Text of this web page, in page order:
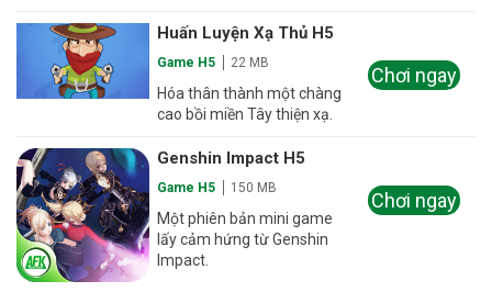
Huấn Luyện Xạ Thủ H5
Game H5 22 MB
Hóa thân thành một chàng
cao bồi miền Tây thiện xạ.
Chơi ngay
Genshin Impact H5
Game H5 150 MB
Một phiên bản mini game
lấy cảm hứng từ Genshin
Impact.
Chơi ngay